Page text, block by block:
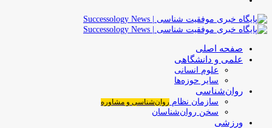
صفحه اصلی
علمی و دانشگاهی
علوم انسانی
سایر حوزه‌ها
روان‌شناسی
سازمان نظام روان‌شناسی و مشاوره
سخن روان‌شناسان
ورزشی